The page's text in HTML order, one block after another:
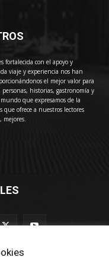
fortalecida con el apoyo y
viaje y experiencia nos han
el mejor valor para
historias, gastronomía y
que expresamos de la
que ofrece a nuestros lectores
mejores.